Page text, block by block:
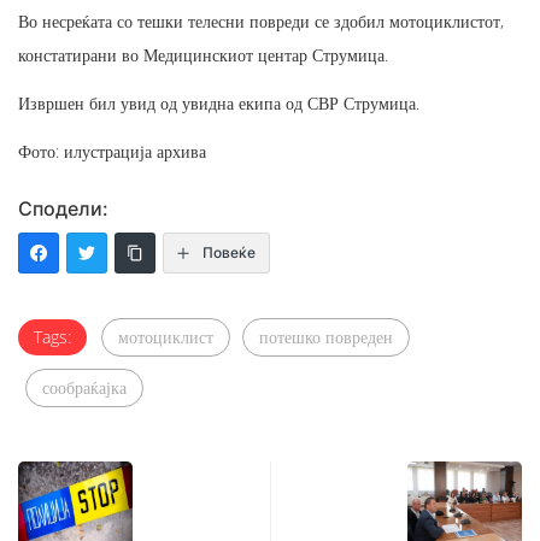
Во несреќата со тешки телесни повреди се здобил мотоциклистот,
констатирани во Медицинскиот центар Струмица.
Извршен бил увид од увидна екипа од СВР Струмица.
Фото: илустрација архива
Сподели:
Повеќе
Tags: мотоциклист потешко повреден
сообраќајка